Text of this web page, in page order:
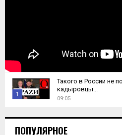
1
h
u
Такого в России не
кадыровцы...
09:05
ПОПУЛЯРНОЕ